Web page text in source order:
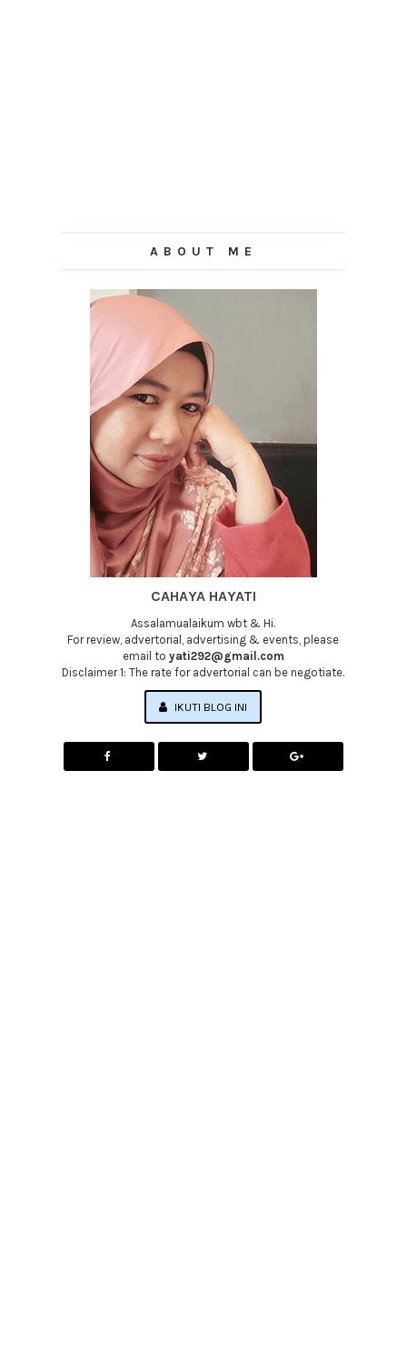
ABOUT ME
CAHAYA HAYATI
Assalamualaikum wbt & Hi.
For review, advertorial, advertising & events, please
email to yati292@gmail.com
Disclaimer 1: The rate for advertorial can be negotiate.
IKUTI BLOG INI